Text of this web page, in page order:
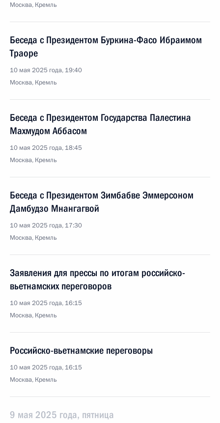
Москва, Кремль
Беседа с Президентом Буркина-Фасо Ибраимом
Траоре
10 мая 2025 года, 19:40
Москва, Кремль
Беседа с Президентом Государства Палестина
Махмудом Аббасом
10 мая 2025 года, 18:45
Москва, Кремль
Беседа с Президентом Зимбабве Эммерсоном
Дамбудзо Мнангагвой
10 мая 2025 года, 17:30
Москва, Кремль
Заявления для прессы по итогам российско-
вьетнамских переговоров
10 мая 2025 года, 16:15
Москва, Кремль
Российско-вьетнамские переговоры
10 мая 2025 года, 16:15
Москва, Кремль
9 мая 2025 года, пятница